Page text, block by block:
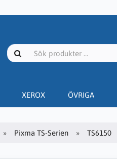
XEROX ÖVRIGA
Pixma TS-Serien TS6150